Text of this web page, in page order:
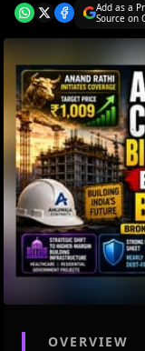
Add as a
Source on
OVERVIEW